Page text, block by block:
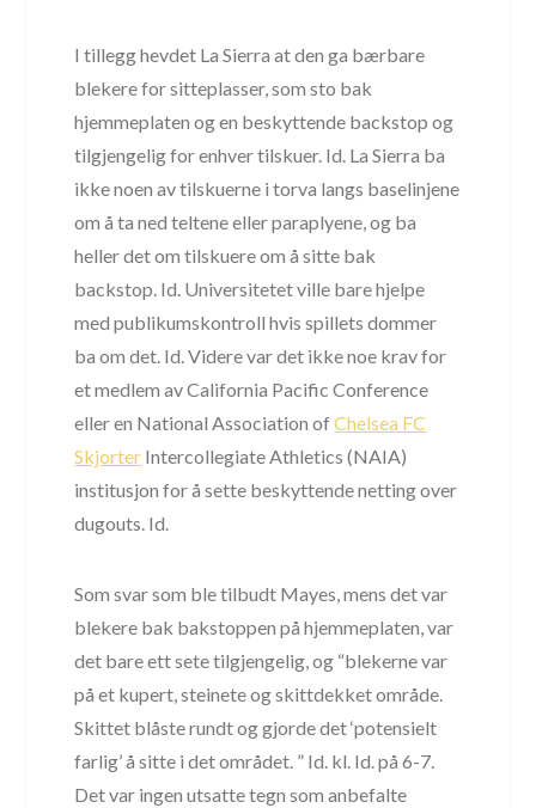
I tillegg hevdet La Sierra at den ga bærbare
blekere for sitteplasser, som sto bak
hjemmeplaten og en beskyttende backstop og
tilgjengelig for enhver tilskuer. Id. La Sierra ba
ikke noen av tilskuerne i torva langs baselinjene
om å ta ned teltene eller paraplyene, og ba
heller det om tilskuere om å sitte bak
backstop. Id. Universitetet ville bare hjelpe
med publikumskontroll hvis spillets dommer
ba om det. Id. Videre var det ikke noe krav for
et medlem av California Pacific Conference
eller en National Association ofChelsea FC
Skjorter Intercollegiate Athletics (NAIA)
institusjon for å sette beskyttende netting over
dugouts. Id.
Som svar som ble tilbudt Mayes, mens det var
blekere bak bakstoppen på hjemmeplaten, var
det bare ett sete tilgjengelig, og “blekerne var
på et kupert, steinete og skittdekket område.
Skittet blåste rundt og gjorde det ‘potensielt
farlig’ å sitte i det området. ” Id. kl. Id. på 6-7.
Det var ingen utsatte tegn som anbefalte